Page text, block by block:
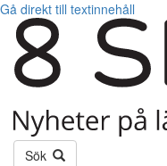
Gå direkt till textinnehåll
Sök